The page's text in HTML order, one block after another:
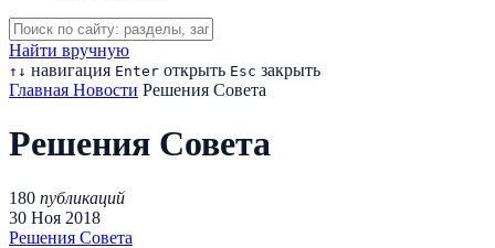
Найти вручную
↑ ↓ навигация Enter открыть Esc закрыть
Главная Новости Решения Совета
Решения Совета
180 публикаций
30 Ноя 2018
Решения Совета